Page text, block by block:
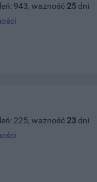
943, ważność 25 dni
225, ważność 23 dni